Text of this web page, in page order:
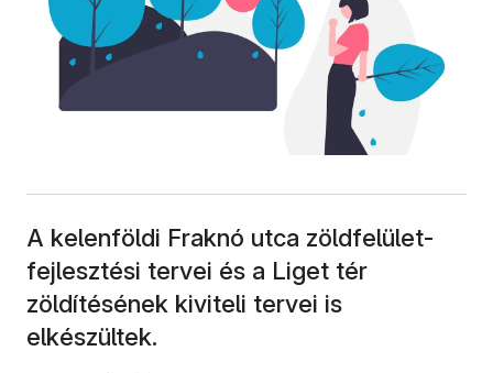
A kelenföldi Fraknó utca zöldfelület-
fejlesztési tervei és a Liget tér
zöldítésének kiviteli tervei is
elkészültek.